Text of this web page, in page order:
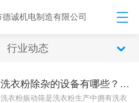
行业动态
洗衣粉除杂的设备有哪些？多少钱？
洗衣粉振动筛是洗衣粉生产中拥有洗衣